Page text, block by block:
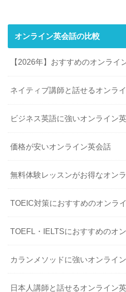
オンライン英会話の比較
【2026年】おすすめのオンライ
ネイティブ講師と話せるオンラ
ビジネス英語に強いオンライン
価格が安いオンライン英会話
無料体験レッスンがお得なオン
TOEIC対策におすすめのオンラ
TOEFL・IELTSにおすすめのオ
カランメソッドに強いオンライ
日本人講師と話せるオンライン